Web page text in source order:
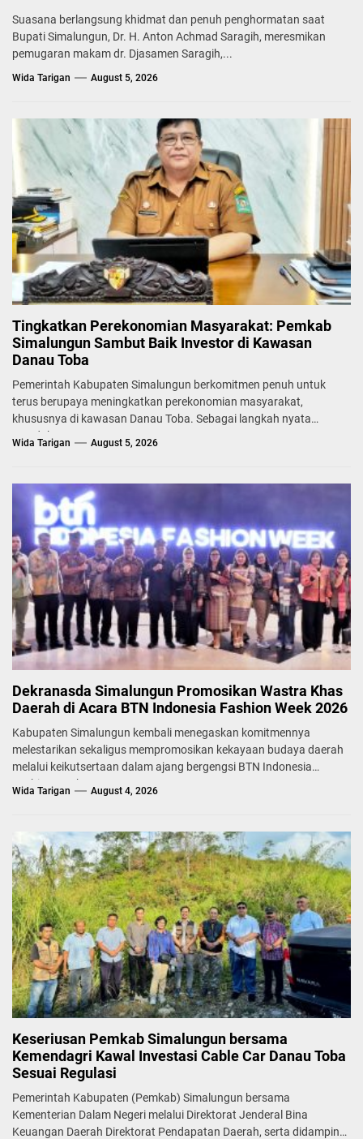
Suasana berlangsung khidmat dan penuh penghormatan saat
Bupati Simalungun, Dr. H. Anton Achmad Saragih, meresmikan
pemugaran makam dr. Djasamen Saragih,...
Wida Tarigan August 5, 2026
Tingkatkan Perekonomian Masyarakat: Pemkab
Simalungun Sambut Baik Investor di Kawasan
Danau Toba
Pemerintah Kabupaten Simalungun berkomitmen penuh untuk
terus berupaya meningkatkan perekonomian masyarakat,
khususnya di kawasan Danau Toba. Sebagai langkah nyata
mendukung...
Wida Tarigan August 5, 2026
Dekranasda Simalungun Promosikan Wastra Khas
Daerah di Acara BTN Indonesia Fashion Week 2026
Kabupaten Simalungun kembali menegaskan komitmennya
melestarikan sekaligus mempromosikan kekayaan budaya daerah
melalui keikutsertaan dalam ajang bergengsi BTN Indonesia
Fashion Week...
Wida Tarigan August 4, 2026
Keseriusan Pemkab Simalungun bersama
Kemendagri Kawal Investasi Cable Car Danau Toba
Sesuai Regulasi
Pemerintah Kabupaten (Pemkab) Simalungun bersama
Kementerian Dalam Negeri melalui Direktorat Jenderal Bina
Keuangan Daerah Direktorat Pendapatan Daerah, serta didampingi